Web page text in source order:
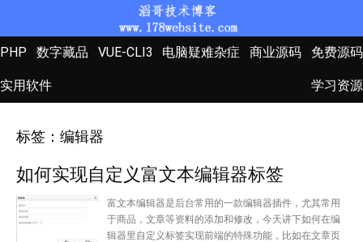
PHP 数字藏品 VUE-CLI3 电脑疑难杂症 商业源码 免费源码
实用软件 学习资源
标签：编辑器
如何实现自定义富文本编辑器标签
富文本编辑器是后台常用的一款编辑器插件，尤其常用
于商品，文章等资料的添加和修改，今天讲下如何在编
辑器里自定义标签实现前端的特殊功能，比如在文章页